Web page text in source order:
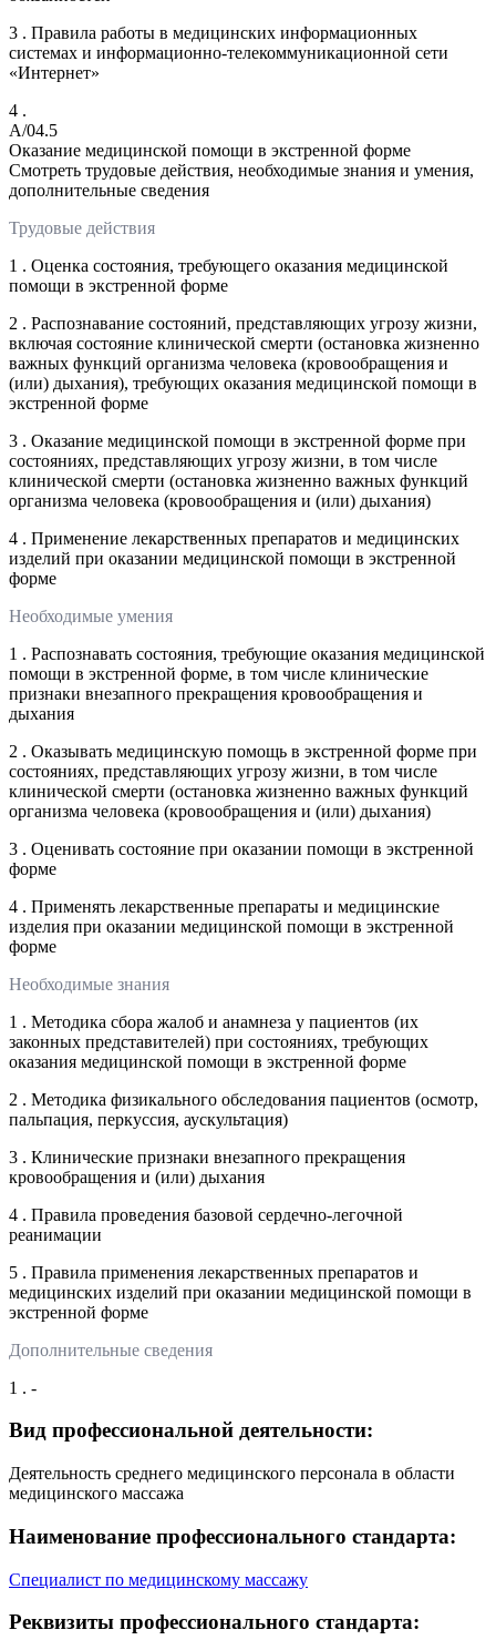
3 . Правила работы в медицинских информационных
системах и информационно-телекоммуникационной сети
«Интернет»
4 .
A/04.5
Оказание медицинской помощи в экстренной форме
Смотреть трудовые действия, необходимые знания и умения,
дополнительные сведения
Трудовые действия
1 . Оценка состояния, требующего оказания медицинской
помощи в экстренной форме
2 . Распознавание состояний, представляющих угрозу жизни,
включая состояние клинической смерти (остановка жизненно
важных функций организма человека (кровообращения и
(или) дыхания), требующих оказания медицинской помощи в
экстренной форме
3 . Оказание медицинской помощи в экстренной форме при
состояниях, представляющих угрозу жизни, в том числе
клинической смерти (остановка жизненно важных функций
организма человека (кровообращения и (или) дыхания)
4 . Применение лекарственных препаратов и медицинских
изделий при оказании медицинской помощи в экстренной
форме
Необходимые умения
1 . Распознавать состояния, требующие оказания медицинской
помощи в экстренной форме, в том числе клинические
признаки внезапного прекращения кровообращения и
дыхания
2 . Оказывать медицинскую помощь в экстренной форме при
состояниях, представляющих угрозу жизни, в том числе
клинической смерти (остановка жизненно важных функций
организма человека (кровообращения и (или) дыхания)
3 . Оценивать состояние при оказании помощи в экстренной
форме
4 . Применять лекарственные препараты и медицинские
изделия при оказании медицинской помощи в экстренной
форме
Необходимые знания
1 . Методика сбора жалоб и анамнеза у пациентов (их
законных представителей) при состояниях, требующих
оказания медицинской помощи в экстренной форме
2 . Методика физикального обследования пациентов (осмотр,
пальпация, перкуссия, аускультация)
3 . Клинические признаки внезапного прекращения
кровообращения и (или) дыхания
4 . Правила проведения базовой сердечно-легочной
реанимации
5 . Правила применения лекарственных препаратов и
медицинских изделий при оказании медицинской помощи в
экстренной форме
Дополнительные сведения
1 . -
Вид профессиональной деятельности:
Деятельность среднего медицинского персонала в области
медицинского массажа
Наименование профессионального стандарта:
Специалист по медицинскому массажу
Реквизиты профессионального стандарта: